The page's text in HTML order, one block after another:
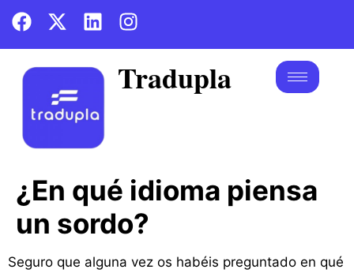
Tradupla
¿En qué idioma piensa
un sordo?
Seguro que alguna vez os habéis preguntado en qué